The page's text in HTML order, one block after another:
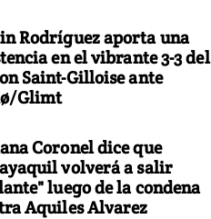
Rodríguez aporta una
en el vibrante 3-3 del
Saint-Gilloise ante
Glimt
Coronel dice que
volverá a salir
luego de la condena
Aquiles Alvarez